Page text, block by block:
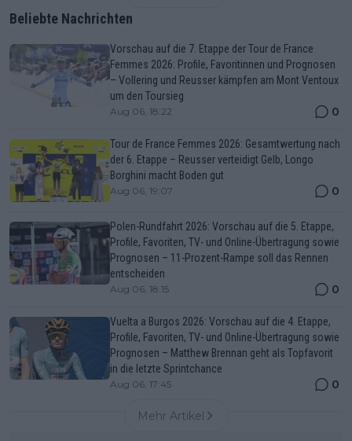
Beliebte Nachrichten
Vorschau auf die 7. Etappe der Tour de France
Femmes 2026: Profile, Favoritinnen und Prognosen
– Vollering und Reusser kämpfen am Mont Ventoux
um den Toursieg
Aug 06, 18:22 0
Tour de France Femmes 2026: Gesamtwertung nach
der 6. Etappe – Reusser verteidigt Gelb, Longo
Borghini macht Boden gut
Aug 06, 19:07 0
Polen-Rundfahrt 2026: Vorschau auf die 5. Etappe,
Profile, Favoriten, TV- und Online-Übertragung sowie
Prognosen – 11-Prozent-Rampe soll das Rennen
entscheiden
Aug 06, 18:15 0
Vuelta a Burgos 2026: Vorschau auf die 4. Etappe,
Profile, Favoriten, TV- und Online-Übertragung sowie
Prognosen – Matthew Brennan geht als Topfavorit
in die letzte Sprintchance
Aug 06, 17:45 0
Mehr Artikel